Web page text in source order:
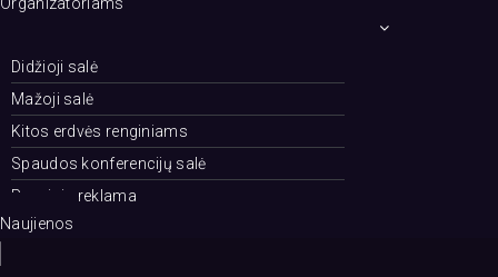
Didžioji salė
Mažoji salė
Kitos erdvės renginiams
Spaudos konferencijų salė
Renginių reklama
Naujienos